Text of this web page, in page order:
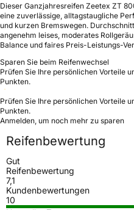
Dieser Ganzjahresreifen Zeetex ZT
eine zuverlässige, alltagstaugliche
und kurzen Bremswegen.
angenehm leises, moderates
Balance und faires Preis-Leistungs-
Sparen Sie beim Reifenwechsel
Prüfen Sie Ihre persönlichen Vorteile
Punkten.
Prüfen Sie Ihre persönlichen Vorteile
Punkten.
Anmelden, um noch mehr zu sparen
Reifenbewertung
Gut
Reifenbewertung
7,1
Kundenbewertungen
10